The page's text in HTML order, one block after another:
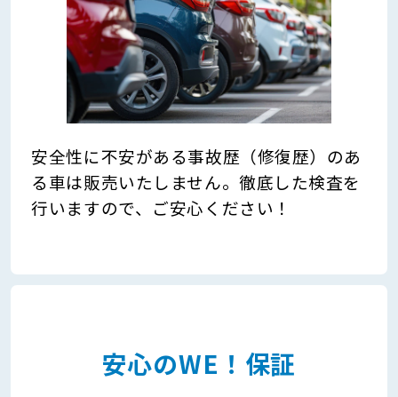
安全性に不安がある事故歴（修復歴）のあ
る車は販売いたしません。徹底した検査を
行いますので、ご安心ください！
安心のWE！保証